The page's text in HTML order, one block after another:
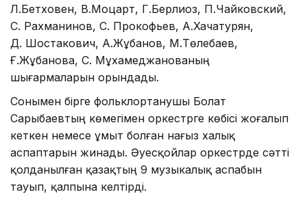
Л.Бетховен, В.Моцарт, Г.Берлиоз, П.Чайковский,
С. Рахманинов, С. Прокофьев, А.Хачатурян,
Д. Шостакович, А.Жұбанов, М.Төлебаев,
Ғ.Жұбанова, С. Мұхамеджанованың
шығармаларын орындады.
Сонымен бірге фольклортанушы Болат
Сарыбаевтың көмегімен оркестрге көбісі жоғалып
кеткен немесе ұмыт болған нағыз халық
аспаптарын жинады. Әуесқойлар оркестрде сәтті
қолданылған қазақтың 9 музыкалық аспабын
тауып, қалпына келтірді.